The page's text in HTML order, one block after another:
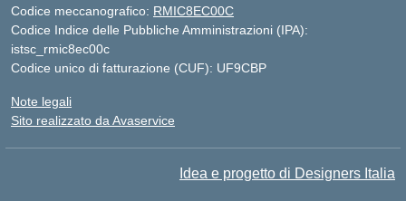
Codice meccanografico: RMIC8EC00C
Codice Indice delle Pubbliche Amministrazioni (IPA):
istsc_rmic8ec00c
Codice unico di fatturazione (CUF): UF9CBP
Note legali
Sito realizzato da Avaservice
Idea e progetto di Designers Italia